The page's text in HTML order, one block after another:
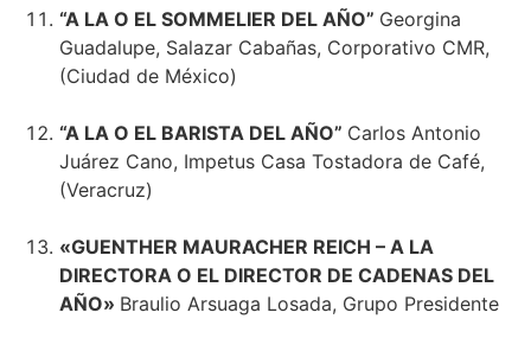
“A LA O EL SOMMELIER DEL AÑO” Georgina
Guadalupe, Salazar Cabañas, Corporativo CMR,
(Ciudad de México)
“A LA O EL BARISTA DEL AÑO” Carlos Antonio
Juárez Cano, Impetus Casa Tostadora de Café,
(Veracruz)
«GUENTHER MAURACHER REICH – A LA
DIRECTORA O EL DIRECTOR DE CADENAS DEL
AÑO» Braulio Arsuaga Losada, Grupo Presidente